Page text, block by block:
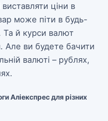
виставляти ціни в
може піти в будь-
Та й курси валют
Але ви будете бачити
валюті – рублях,
Аліекспрес для різних